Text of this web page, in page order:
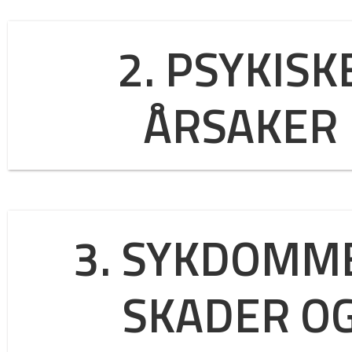
2.
ÅRSAKER
3.
SKADER